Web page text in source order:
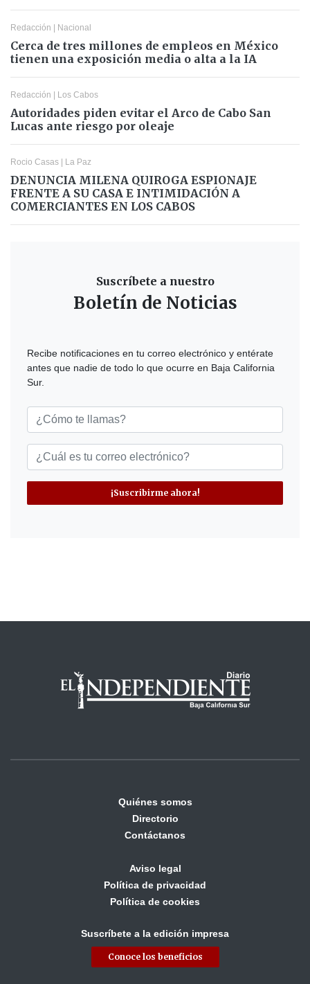
Redacción Nacional
Cerca de tres millones de empleos en México
tienen una exposición media o alta a la IA
Redacción Los Cabos
Autoridades piden evitar el Arco de Cabo San
Lucas ante riesgo por oleaje
Rocio Casas La Paz
DENUNCIA MILENA QUIROGA ESPIONAJE
FRENTE A SU CASA E INTIMIDACIÓN A
COMERCIANTES EN LOS CABOS
Suscríbete a nuestro
Boletín de Noticias
Recibe notificaciones en tu correo electrónico y entérate
antes que nadie de todo lo que ocurre en Baja California
Sur.
¡Suscribirme ahora!
Quiénes somos
Directorio
Contáctanos
Aviso legal
Política de privacidad
Política de cookies
Suscríbete a la edición impresa
Conoce los beneficios